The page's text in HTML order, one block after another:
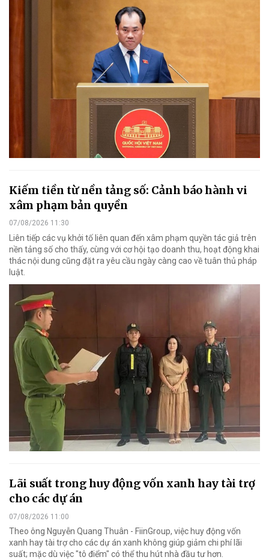
Kiếm tiền từ nền tảng số: Cảnh báo hành vi
xâm phạm bản quyền
07/08/2026 11:30
Liên tiếp các vụ khởi tố liên quan đến xâm phạm quyền tác giả trên
nền tảng số cho thấy, cùng với cơ hội tạo doanh thu, hoạt động khai
thác nội dung cũng đặt ra yêu cầu ngày càng cao về tuân thủ pháp
luật.
Lãi suất trong huy động vốn xanh hay tài trợ
cho các dự án
07/08/2026 11:00
Theo ông Nguyễn Quang Thuân - FiinGroup, việc huy động vốn
xanh hay tài trợ cho các dự án xanh không giúp giảm chi phí lãi
suất; mặc dù việc "tô điểm" có thể thu hút nhà đầu tư hơn.